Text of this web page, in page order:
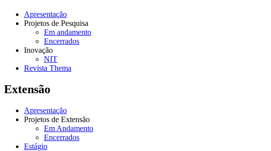
Apresentação
Projetos de Pesquisa
Em andamento
Encerrados
Inovação
NIT
Revista Thema
Extensão
Apresentação
Projetos de Extensão
Em Andamento
Encerrados
Estágio